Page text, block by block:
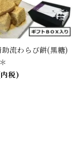
流わらび餅(黒糖)
税)